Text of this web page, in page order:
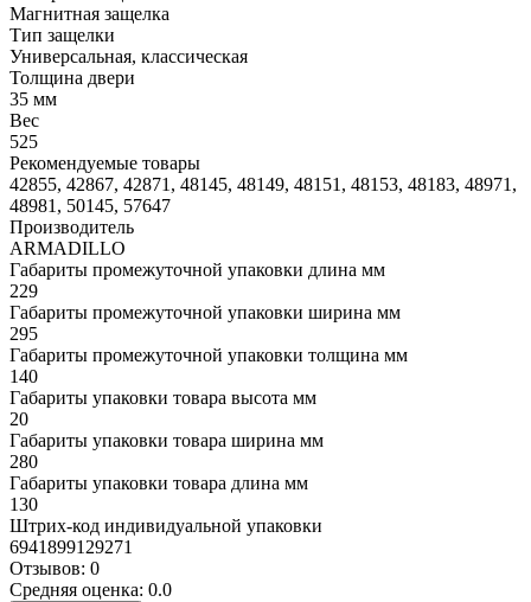
Магнитная защелка
Тип защелки
Универсальная, классическая
Толщина двери
35 мм
Вес
525
Рекомендуемые товары
42855, 42867, 42871, 48145, 48149, 48151, 48153, 48183, 48971,
48981, 50145, 57647
Производитель
ARMADILLO
Габариты промежуточной упаковки длина мм
229
Габариты промежуточной упаковки ширина мм
295
Габариты промежуточной упаковки толщина мм
140
Габариты упаковки товара высота мм
20
Габариты упаковки товара ширина мм
280
Габариты упаковки товара длина мм
130
Штрих-код индивидуальной упаковки
6941899129271
Отзывов: 0
Средняя оценка: 0.0